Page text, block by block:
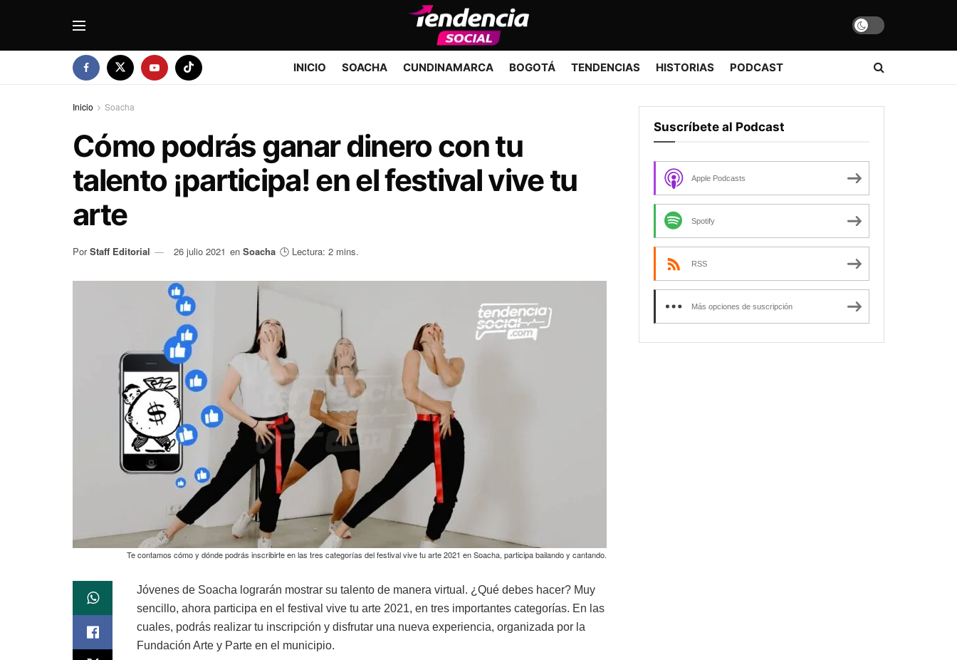
INICIO SOACHA CUNDINAMARCA BOGOTÁ TENDENCIAS HISTORIAS PODCAST
Inicio Soacha
Cómo podrás ganar dinero con tu
talento ¡participa! en el festival vive tu
arte
Por Staff Editorial 26 julio 2021 en Soacha 🕒 Lectura: 2 mins.
Te contamos cómo y dónde podrás inscribirte en las tres categorías del festival vive tu arte 2021 en Soacha, participa bailando y cantando.
Jóvenes de Soacha lograrán mostrar su talento de manera virtual. ¿Qué debes hacer? Muy
sencillo, ahora participa en el festival vive tu arte 2021, en tres importantes categorías. En las
cuales, podrás realizar tu inscripción y disfrutar una nueva experiencia, organizada por la
Fundación Arte y Parte en el municipio.
Suscríbete al Podcast
Apple Podcasts
Spotify
RSS
Más opciones de suscripción